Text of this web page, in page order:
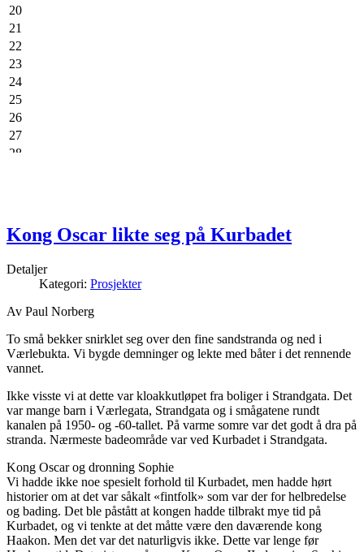
20
21
22
23
24
25
26
27
28
Kong Oscar likte seg på Kurbadet
Detaljer
Kategori: Prosjekter
Av Paul Norberg
To små bekker snirklet seg over den fine sandstranda og ned i
Værlebukta. Vi bygde demninger og lekte med båter i det rennende
vannet.
Ikke visste vi at dette var kloakkutløpet fra boliger i Strandgata. Det
var mange barn i Værlegata, Strandgata og i smågatene rundt
kanalen på 1950- og -60-tallet. På varme somre var det godt å dra på
stranda. Nærmeste badeområde var ved Kurbadet i Strandgata.
Kong Oscar og dronning Sophie
Vi hadde ikke noe spesielt forhold til Kurbadet, men hadde hørt
historier om at det var såkalt «fintfolk» som var der for helbredelse
og bading. Det ble påstått at kongen hadde tilbrakt mye tid på
Kurbadet, og vi tenkte at det måtte være den daværende kong
Haakon. Men det var det naturligvis ikke. Dette var lenge før